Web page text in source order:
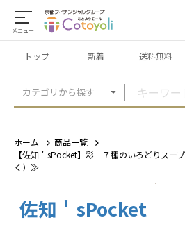
メニュー
カテゴリから探す
トップ 新着 送料無料
ホーム
商品一覧
【佐知＇sPocket】彩 ７種のいろどりス
く）≫
佐知＇sPocket